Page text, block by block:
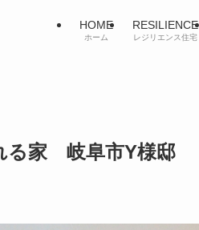
HOME
ホーム
RESILIENCE
レジリエンス住宅
る家 岐阜市Y様邸